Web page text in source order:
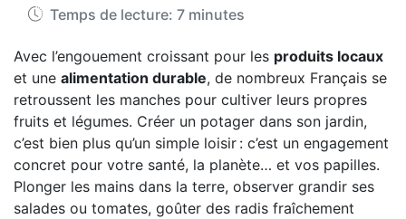
Temps de lecture: 7 minutes
Avec l’engouement croissant pour les produits locaux
et une alimentation durable, de nombreux Français se
retroussent les manches pour cultiver leurs propres
fruits et légumes. Créer un potager dans son jardin,
c’est bien plus qu’un simple loisir : c’est un engagement
concret pour votre santé, la planète… et vos papilles.
Plonger les mains dans la terre, observer grandir ses
salades ou tomates, goûter des radis fraîchement